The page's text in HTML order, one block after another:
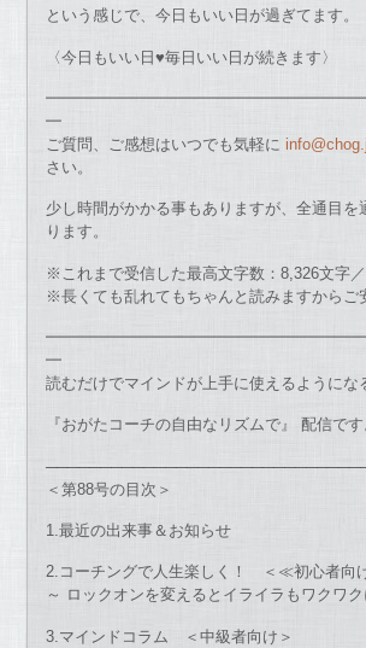
という感じで、今日もいい日が過ぎてます。
〈今日もいい日♥毎日いい日が続きます〉
━
ご質問、ご感想はいつでも気軽に
さい。
少し時間がかかる事もありますが、全通目を
ります。
※これまで受信した最高文字数：8,326文字
※長くても乱れてもちゃんと読みますからご
━
読むだけでマインドが上手に使えるようにな
『おがたコーチの自由なリズムで』 配信です
＜第88号の目次＞
1.最近の出来事＆お知らせ
2.コーチングで人生楽しく！ ＜≪初心者向
～ ロックオンを変えるとイライラもワクワク
3.マインドコラム ＜中級者向け＞